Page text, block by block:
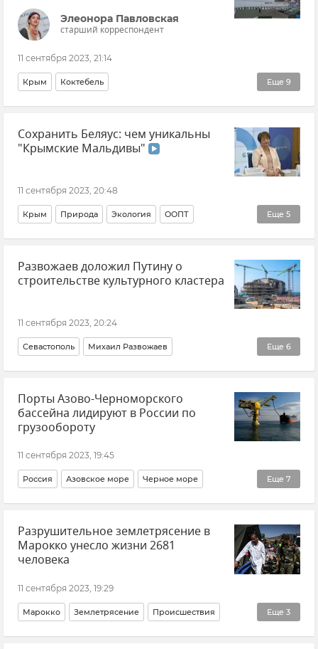
Элеонора Павловская
старший корреспондент
11 сентября 2023, 21:14
Еще 9
Крым Коктебель
Эксклюзивы РИА Новости Крым
Реконструкция набережной в Коктебеле
Общество
Отдых в Крыму
Инвестиционно-строительное управление Крыма
Сохранить Беляус: чем уникальны
"Крымские Мальдивы"
11 сентября 2023, 20:48
Еще 5
Крым Природа Экология ООПТ
Коса Беляус Наталия Мильчакова Общество
Новости Крыма Черноморский район
Развожаев доложил Путину о
строительстве культурного кластера
11 сентября 2023, 20:24
Еще 6
Севастополь Михаил Развожаев
Владимир Путин (политик) Россия Культура
Театр оперы и балета в Севастополе
Новости Крыма
Порты Азово-Черноморского
бассейна лидируют в России по
грузообороту
11 сентября 2023, 19:45
Еще 7
Россия Азовское море Черное море
Транспорт Логистика Экономика
Экспорт продукции из Крыма РосМорРечФлот
Новости
Порты Азовского-Черноморского бассейна
Разрушительное землетрясение в
Марокко унесло жизни 2681
человека
11 сентября 2023, 19:29
Еще 3
Марокко Землетрясение Происшествия
В мире Общество Новости